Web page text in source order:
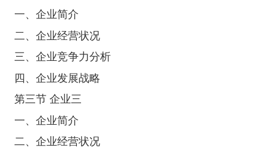
一、企业简介
二、企业经营状况
三、企业竞争力分析
四、企业发展战略
第三节 企业三
一、企业简介
二、企业经营状况